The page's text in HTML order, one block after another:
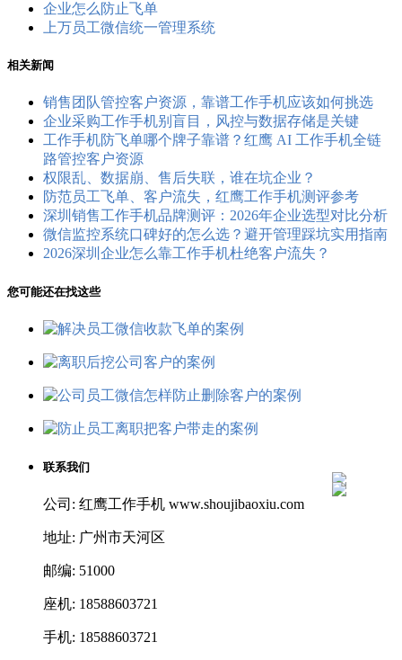
企业怎么防止飞单
上万员工微信统一管理系统
相关新闻
销售团队管控客户资源，靠谱工作手机应该如何挑选
企业采购工作手机别盲目，风控与数据存储是关键
工作手机防飞单哪个牌子靠谱？红鹰 AI 工作手机全链
路管控客户资源
权限乱、数据崩、售后失联，谁在坑企业？
防范员工飞单、客户流失，红鹰工作手机测评参考
深圳销售工作手机品牌测评：2026年企业选型对比分析
微信监控系统口碑好的怎么选？避开管理踩坑实用指南
2026深圳企业怎么靠工作手机杜绝客户流失？
您可能还在找这些
联系我们
公司: 红鹰工作手机 www.shoujibaoxiu.com
地址: 广州市天河区
邮编: 51000
座机: 18588603721
手机: 18588603721